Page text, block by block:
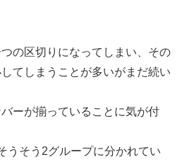
の区切りになってしまい、その
てしまうことが多いがまだ続い
ーが揃っていることに気が付
うそう2グループに分かれてい